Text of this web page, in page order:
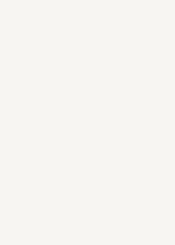
90% ポリウレタン10%
ル100%